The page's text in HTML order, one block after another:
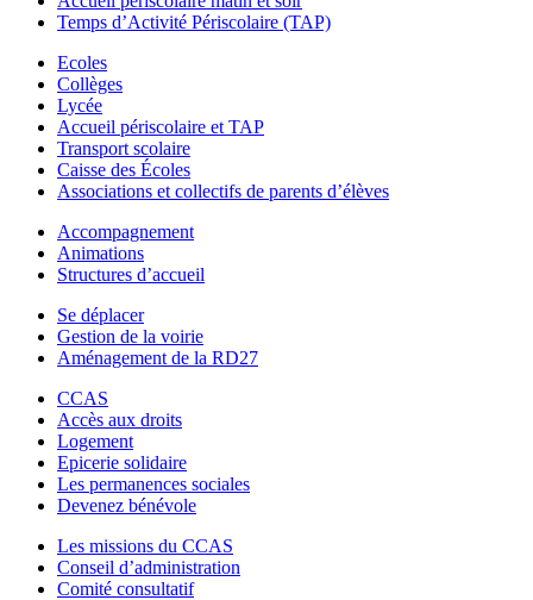
Temps d’Activité Périscolaire (TAP)
Ecoles
Collèges
Lycée
Accueil périscolaire et TAP
Transport scolaire
Caisse des Écoles
Associations et collectifs de parents d’élèves
Accompagnement
Animations
Structures d’accueil
Se déplacer
Gestion de la voirie
Aménagement de la RD27
CCAS
Accès aux droits
Logement
Epicerie solidaire
Les permanences sociales
Devenez bénévole
Les missions du CCAS
Conseil d’administration
Comité consultatif